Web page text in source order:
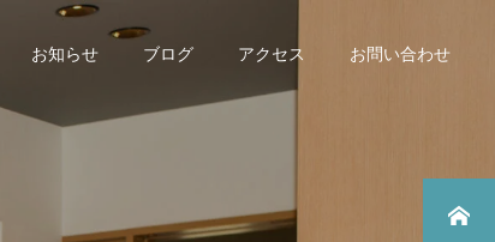
お知らせ ブログ アクセス お問い合わせ